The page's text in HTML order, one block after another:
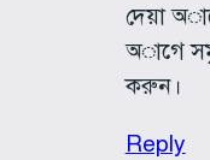
দেয়া
অাগে
করুন।
Reply